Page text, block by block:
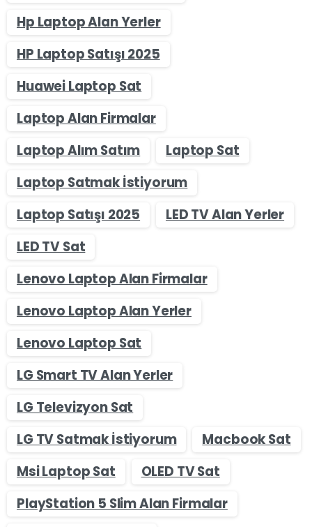
Hp Laptop Alan Yerler
HP Laptop Satışı 2025
Huawei Laptop Sat
Laptop Alan Firmalar
Laptop Alım Satım
Laptop Sat
Laptop Satmak İstiyorum
Laptop Satışı 2025
LED TV Alan Yerler
LED TV Sat
Lenovo Laptop Alan Firmalar
Lenovo Laptop Alan Yerler
Lenovo Laptop Sat
LG Smart TV Alan Yerler
LG Televizyon Sat
LG TV Satmak İstiyorum
Macbook Sat
Msi Laptop Sat
OLED TV Sat
PlayStation 5 Slim Alan Firmalar